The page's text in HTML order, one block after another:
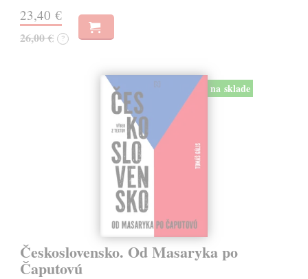
23,40 €
26,00 € ?
na sklade
Československo. Od Masaryka po
Čaputovú